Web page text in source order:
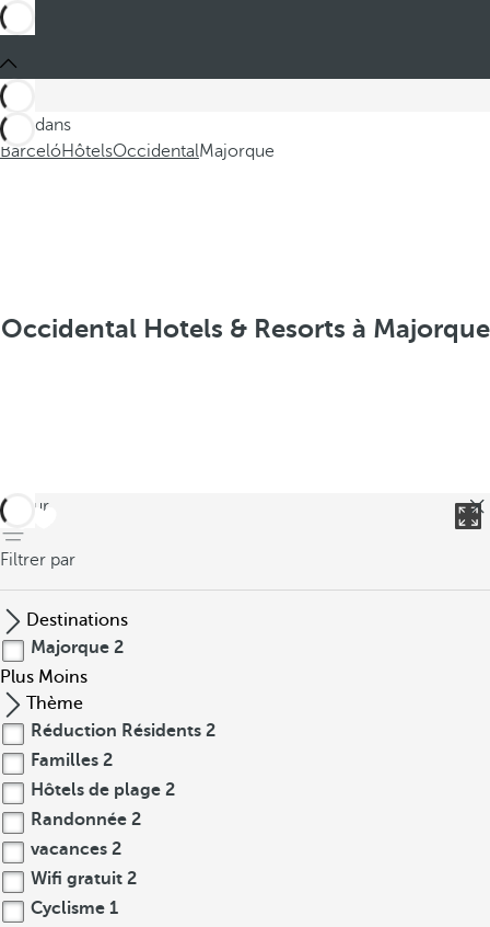
Ces dans
BarcelóHôtelsOccidentalMajorque
Occidental Hotels & Resorts à Majorque
retour
Filtrer par
Destinations
Majorque 2
Plus Moins
Thème
Réduction Résidents 2
Familles 2
Hôtels de plage 2
Randonnée 2
vacances 2
Wifi gratuit 2
Cyclisme 1